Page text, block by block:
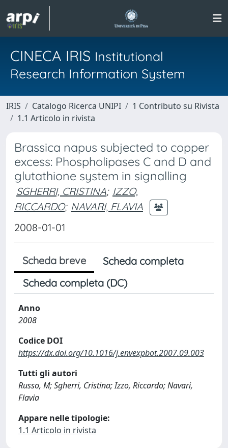
CINECA IRIS Institutional
Research Information System
IRIS Catalogo Ricerca UNIPI
1 Contributo su Rivista
1.1 Articolo in rivista
Brassica napus subjected to copper
excess: Phospholipases C and D and
glutathione system in signalling
SGHERRI, CRISTINA; IZZO,
RICCARDO; NAVARI, FLAVIA
2008-01-01
Scheda breve
Scheda completa
Scheda completa (DC)
Anno
2008
Codice DOI
https://dx.doi.org/10.1016/j.envexpbot.2007.09.003
Tutti gli autori
Russo, M; Sgherri, Cristina; Izzo, Riccardo; Navari,
Flavia
Appare nelle tipologie:
1.1 Articolo in rivista